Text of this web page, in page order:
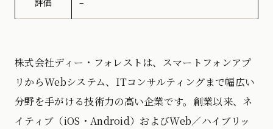
評価 –
株式会社ディー・フォレストは、スマートフォンアプ
リからWebシステム、ITコンサルティングまで幅広い
分野を手がける技術力の高い企業です。創業以来、ネ
イティブ（iOS・Android）およびWeb／ハイブリッ